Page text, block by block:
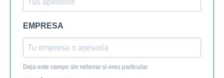
EMPRESA
Deja este campo sin rellenar si eres particular.